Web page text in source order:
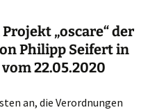
„oscare“ der
Philipp Seifert in
22.05.2020
an, die Verordnungen